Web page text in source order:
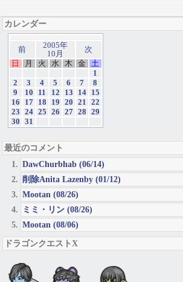
カレンダー
前
2005年
10月
次
日
月 火 水 木 金
土
1
2
3 4 5 6 7
8
9
10 11 12 13 14
15
16
17 18 19 20 21
22
23
24 25 26 27 28
29
30
31
最近のコメント
DawChurbhab (06/14)
削除Anita Lazenby (01/12)
Mootan (08/26)
ミミ・リン (08/26)
Mootan (08/06)
ドラゴンクエストX